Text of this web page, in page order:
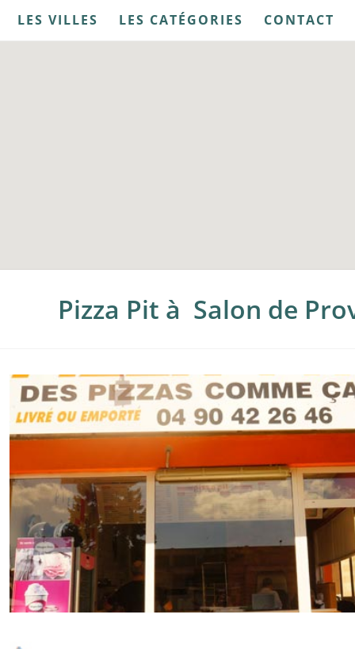
LES VILLES LES CATÉGORIES CONTACT
Pizza Pit à Salon de